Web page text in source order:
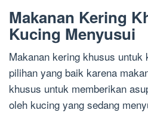
Makanan Kering
Kucing Menyusui
Makanan kering khusus untuk
pilihan yang baik karena
khusus untuk memberikan
oleh kucing yang sedang